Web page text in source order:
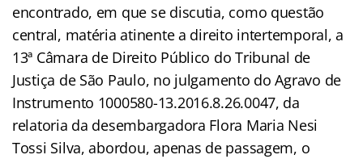
encontrado, em que se discutia, como questão
central, matéria atinente a direito intertemporal, a
13ª Câmara de Direito Público do Tribunal de
Justiça de São Paulo, no julgamento do Agravo de
Instrumento 1000580-13.2016.8.26.0047, da
relatoria da desembargadora Flora Maria Nesi
Tossi Silva, abordou, apenas de passagem, o